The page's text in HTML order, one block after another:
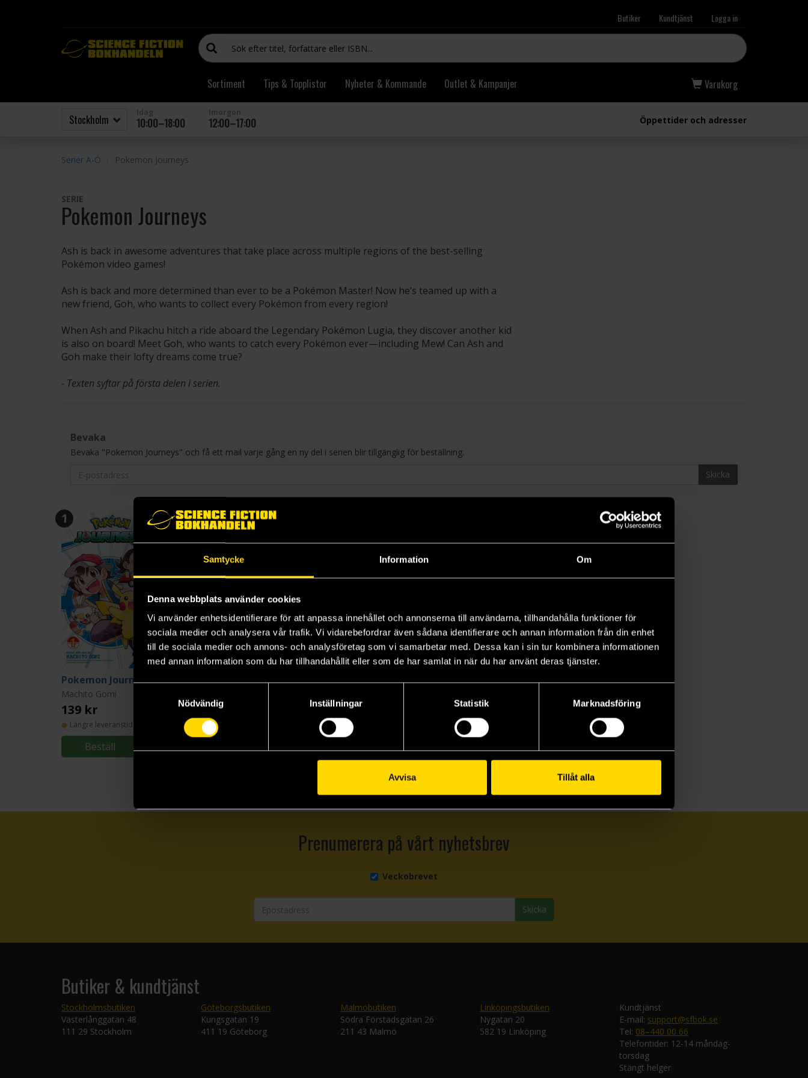
Samtycke Information Om
Denna webbplats använder cookies
Vi använder enhetsidentifierare för att anpassa innehållet och annonserna till användarna, tillhandahålla funktioner för
sociala medier och analysera vår trafik. Vi vidarebefordrar även sådana identifierare och annan information från din enhet
till de sociala medier och annons- och analysföretag som vi samarbetar med. Dessa kan i sin tur kombinera informationen
med annan information som du har tillhandahållit eller som de har samlat in när du har använt deras tjänster.
Nödvändig
Inställningar Statistik Marknadsföring
Avvisa Tillåt alla
Butiker Kundtjänst Logga in
Sortiment Tips & Topplistor Nyheter & Kommande Outlet & Kampanjer Varukorg
10:00–18:00 12:00–17:00 Öppettider och adresser
Serier A-Ö Pokemon Journeys
SERIE
Pokemon Journeys
Ash is back in awesome adventures that take place across multiple regions of the best-selling
Pokémon video games!
Ash is back and more determined than ever to be a Pokémon Master! Now he’s teamed up with a
new friend, Goh, who wants to collect every Pokémon from every region!
When Ash and Pikachu hitch a ride aboard the Legendary Pokémon Lugia, they discover another kid
is also on board! Meet Goh, who wants to catch every Pokémon ever—including Mew! Can Ash and
Goh make their lofty dreams come true?
- Texten syftar på första delen i serien.
Bevaka
Bevaka "Pokemon Journeys" och få ett mail varje gång en ny del i serien blir tillgänglig för beställning.
Skicka
1
Pokemon Journeys Vol 1
Machito Gomi
139 kr
Längre leveranstid
Beställ
2
Pokemon Journeys Vol 2
139 kr
Längre leveranstid
Pokemon Journeys Vol 3
139 kr
Längre leveranstid
Pokemon Journeys Vol 4
Längre leveranstid
Prenumerera på vårt nyhetsbrev
Veckobrevet
Skicka
Butiker & kundtjänst
Stockholmsbutiken
Västerlånggatan 48
111 29 Stockholm
Göteborgsbutiken
Kungsgatan 19
411 19 Göteborg
Malmöbutiken
Södra Förstadsgatan 26
211 43 Malmö
Linköpingsbutiken
Nygatan 20
582 19 Linköping
Kundtjänst
E-mail: support@sfbok.se
Tel: 08–440 00 66
Telefontider: 12-14 måndag-
torsdag
Stängt helger